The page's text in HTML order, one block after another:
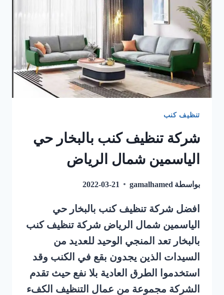
تنظيف كنب
شركة تنظيف كنب بالبخار حي
الياسمين شمال الرياض
بواسطة gamalhamed
2022-03-21
افضل شركة تنظيف كنب بالبخار حي
الياسمين شمال الرياض شركة تنظيف كنب
بالبخار تعد المنجي الوحيد للعديد من
السيدات الذين يجدون بقع في الكنب وقد
استخدموا الطرق العادية بلا نفع حيث تقدم
الشركة مجموعة من عمال التنظيف الكفء